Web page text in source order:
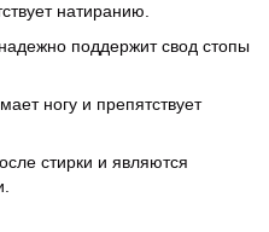
натиранию.
поддержит свод стопы
ногу и препятствует
стирки и являются